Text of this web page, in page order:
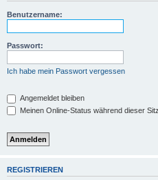
Benutzername:
Passwort:
Ich habe mein Passwort vergessen
Angemeldet bleiben
Meinen Online-Status während dieser
REGISTRIEREN